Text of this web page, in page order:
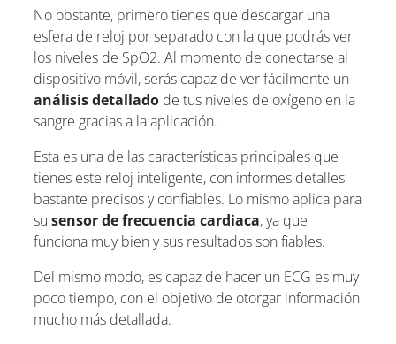
No obstante, primero tienes que descargar una
esfera de reloj por separado con la que podrás ver
los niveles de SpO2. Al momento de conectarse al
dispositivo móvil, serás capaz de ver fácilmente un
análisis detallado de tus niveles de oxígeno en la
sangre gracias a la aplicación.
Esta es una de las características principales que
tienes este reloj inteligente, con informes detalles
bastante precisos y confiables. Lo mismo aplica para
su sensor de frecuencia cardiaca, ya que
funciona muy bien y sus resultados son fiables.
Del mismo modo, es capaz de hacer un ECG es muy
poco tiempo, con el objetivo de otorgar información
mucho más detallada.